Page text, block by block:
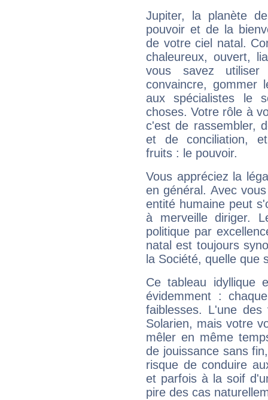
Jupiter, la planète
pouvoir et de la
de votre ciel natal.
chaleureux, ouvert,
vous savez
convaincre, gommer
aux spécialistes le
choses. Votre rôle à
c'est de rassembler,
et de conciliation,
fruits : le pouvoir.
Vous appréciez la
en général. Avec
entité humaine peut
à merveille diriger.
politique par
natal est toujours
la Société, quelle que
Ce tableau idyllique
évidemment :
faiblesses. L'une
Solarien, mais votre
mêler en même
de jouissance sans
risque de conduire
et parfois à la soif
pire des cas